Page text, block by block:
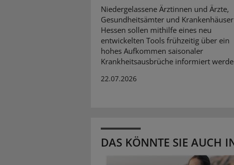
Niedergelassene Ärztinnen und Ärzte,
Gesundheitsämter und
Hessen sollen mithilfe eines neu
entwickelten Tools frühzeitig über ein
hohes Aufkommen saisonaler
Krankheitsausbrüche informiert
22.07.2026
DAS KÖNNTE SIE AUCH